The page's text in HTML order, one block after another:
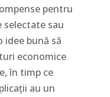
pentru
sau
idee bună să
economice
în timp ce
au un